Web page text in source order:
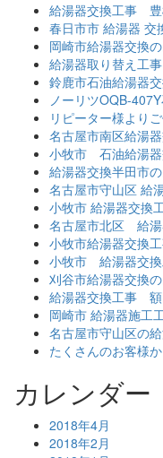
給湯器交換工事
春日市市 給湯器 交
岡崎市給湯器交換
給湯器取り替え工
鈴鹿市石油給湯器
ノーリツOQB-
リピーター様より
名古屋市南区給湯
小牧市 石油給湯器
給湯器交換半田市
名古屋市守山区 給
小牧市 給湯器交換
名古屋市北区 給
小牧市給湯器交換
小牧市 給湯器交換
刈谷市給湯器交換
給湯器交換工事 額
岡崎市 給湯器施工
名古屋市守山区の
たくさんのお客様
カレンダー
2018年4月
2018年2月